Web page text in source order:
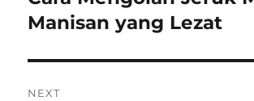
post:
Manisan yang Lezat
NEXT